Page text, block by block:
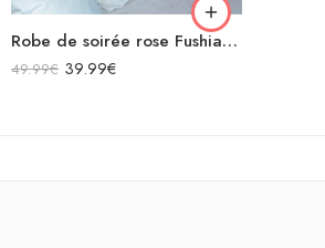
Robe de soirée rose Fushia sexy à paillettes bretelles spaghettis argentée dos nu avec découpe
49.99€ 39.99€